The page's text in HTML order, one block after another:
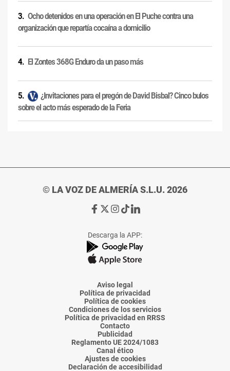
Ocho detenidos en una operación en El Puche contra una
organización que repartía cocaína a domicilio
El Zontes 368G Enduro da un paso más
¿Invitaciones para el pregón de David Bisbal? Cinco bulos
sobre el acto más esperado de la Feria
© LA VOZ DE ALMERÍA S.L.U. 2026
Ir
de
La
Voz
Almería
Ir
de
La
Voz
Almería
Ir
de
La
Voz
Almería
Ir
de
La
Voz
Almería
Ir
de
La
Voz
Descarga la APP:
Aviso legal
Política de privacidad
Política de cookies
Condiciones de los servicios
Política de privacidad en RRSS
Contacto
Publicidad
Reglamento UE 2024/1083
Canal ético
Ajustes de cookies
Declaración de accesibilidad